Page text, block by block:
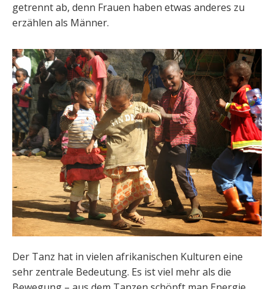
getrennt ab, denn Frauen haben etwas anderes zu
erzählen als Männer.
Der Tanz hat in vielen afrikanischen Kulturen eine
sehr zentrale Bedeutung. Es ist viel mehr als die